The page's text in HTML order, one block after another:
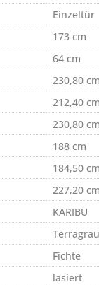
Einzeltür
173 cm
64 cm
230,80 cm
212,40 cm
230,80 cm
188 cm
184,50 cm
227,20 cm
KARIBU
Terragrau
Fichte
lasiert